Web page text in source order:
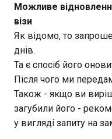
Можливе
візи
Як відомо, то
днів.
Та є спосіб його
Після чого ми
Також - якщо ви
загубили його -
у вигляді запиту на